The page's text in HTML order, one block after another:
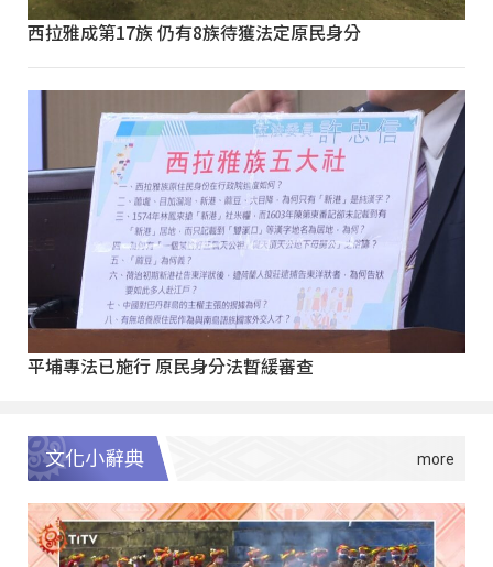
西拉雅成第17族 仍有8族待獲法定原民身分
平埔專法已施行 原民身分法暫緩審查
文化小辭典